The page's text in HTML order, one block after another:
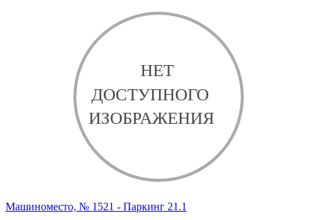
Машиноместо, № 1521 - Паркинг 21.1